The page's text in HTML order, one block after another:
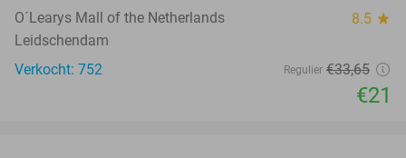
O´Learys Mall of the Netherlands 8.5 star
Leidschendam
Verkocht: 752
Regulier €33,65
€21